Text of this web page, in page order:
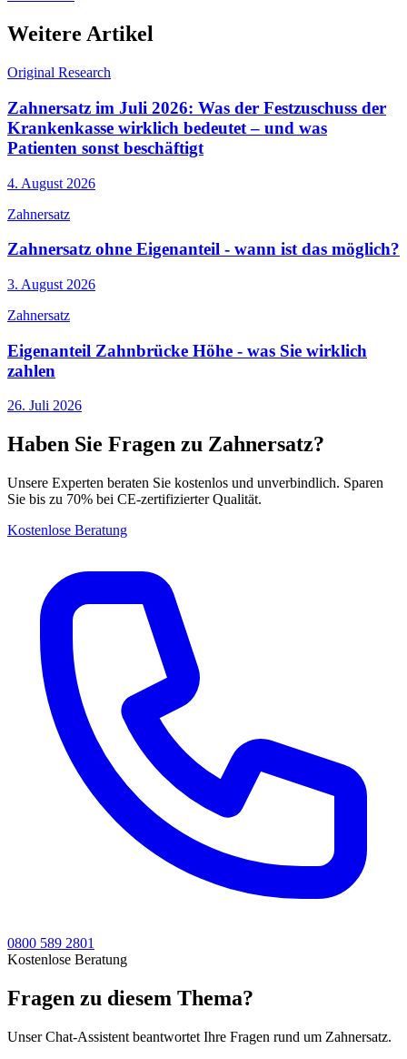
Weitere Artikel
Original Research
Zahnersatz im Juli 2026: Was der Festzuschuss der
Krankenkasse wirklich bedeutet – und was
Patienten sonst beschäftigt
4. August 2026
Zahnersatz
Zahnersatz ohne Eigenanteil - wann ist das möglich?
3. August 2026
Zahnersatz
Eigenanteil Zahnbrücke Höhe - was Sie wirklich
zahlen
26. Juli 2026
Haben Sie Fragen zu Zahnersatz?
Unsere Experten beraten Sie kostenlos und unverbindlich. Sparen
Sie bis zu 70% bei CE-zertifizierter Qualität.
Kostenlose Beratung
0800 589 2801
Kostenlose Beratung
Fragen zu diesem Thema?
Unser Chat-Assistent beantwortet Ihre Fragen rund um Zahnersatz.